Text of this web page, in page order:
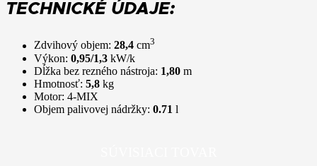
TECHNICKÉ ÚDAJE:
Zdvihový objem: 28,4 cm3
Výkon: 0,95/1,3 kW/k
Dĺžka bez rezného nástroja: 1,80 m
Hmotnosť: 5,8 kg
Motor: 4-MIX
Objem palivovej nádržky: 0.71 l